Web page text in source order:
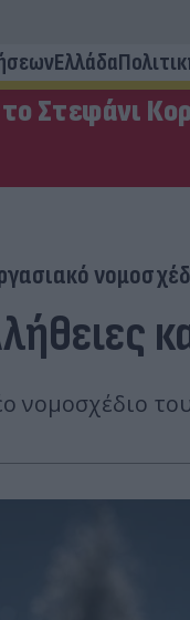
Ελλάδα
Στεφάνι
νομοσχέδιο